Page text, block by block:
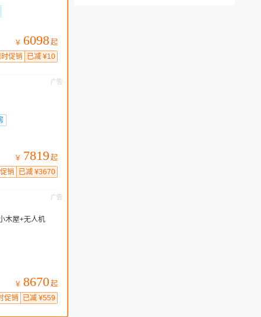
￥ 6098起
时促销
已减 ¥10
￥ 7819 起
销
已减 ¥3670
广告
木屋+无人机
￥ 8670起
促销
已减 ¥559
广告